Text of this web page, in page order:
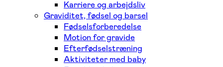
Karriere og arbejdsliv
Graviditet, fødsel og barsel
Fødselsforberedelse
Motion for gravide
Efterfødselstræning
Aktiviteter med baby